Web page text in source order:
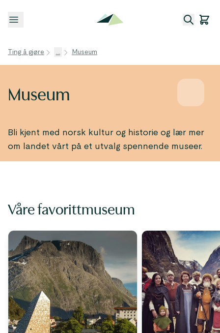
Åpne meny
Ting å gjøre ... Museum
Museum
Bli kjent med norsk kultur og historie og lær mer
om landet vårt på et utvalg spennende museer.
Våre favorittmuseum